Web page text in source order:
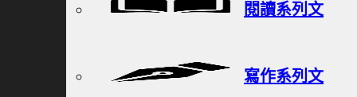
閱讀系列文
寫作系列文